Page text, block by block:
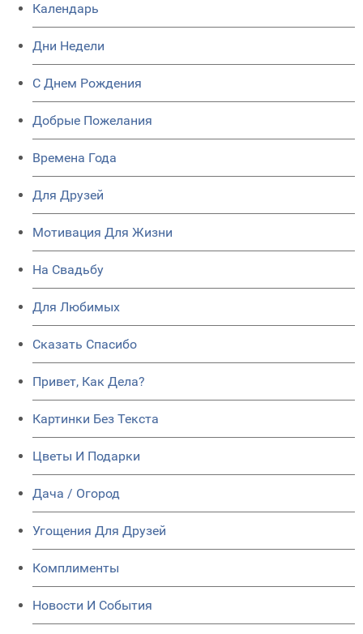
Календарь
Дни Недели
C Днем Рождения
Добрые Пожелания
Времена Года
Для Друзей
Мотивация Для Жизни
На Свадьбу
Для Любимых
Сказать Спасибо
Привет, Как Дела?
Картинки Без Текста
Цветы И Подарки
Дача / Огород
Угощения Для Друзей
Комплименты
Новости И События